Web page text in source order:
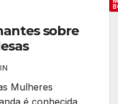
sobre
Mulheres
é conhecida